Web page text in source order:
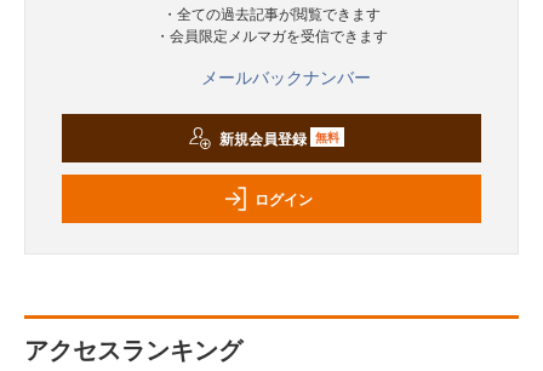
・全ての過去記事が閲覧できます
・会員限定メルマガを受信できます
メールバックナンバー
新規会員登録 無料
ログイン
アクセスランキング